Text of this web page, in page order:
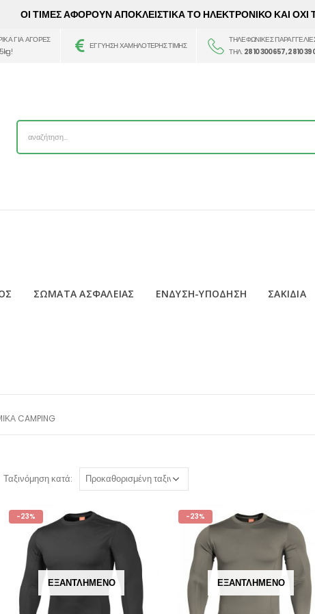
ΟΙ ΤΙΜΕΣ ΑΦΟΡΟΥΝ ΑΠΟΚΛΕΙΣΤΙΚΑ ΤΟ ΗΛΕΚΤΡΟΝΙΚΟ ΚΑΙ
ΓΙΑ ΑΓΟΡΕΣ
ΕΓΓΥΗΣΗ ΧΑΜΗΛΟΤΕΡΗΣ ΤΙΜΗΣ
ΤΗΛΕΦΩΝΙΚΕΣ
ΤΗΛ. 2810 300657, 2810
ΣΩΜΑΤΑ ΑΣΦΑΛΕΙΑΣ ΕΝΔΥΣΗ-ΥΠΟΔΗΣΗ ΣΑΚΙΔΙΑ
CAMPING
Ταξινόμηση κατά:
-23%
ΕΞΑΝΤΛΗΜΈΝΟ
-23%
ΕΞΑΝΤΛΗΜΈΝΟ